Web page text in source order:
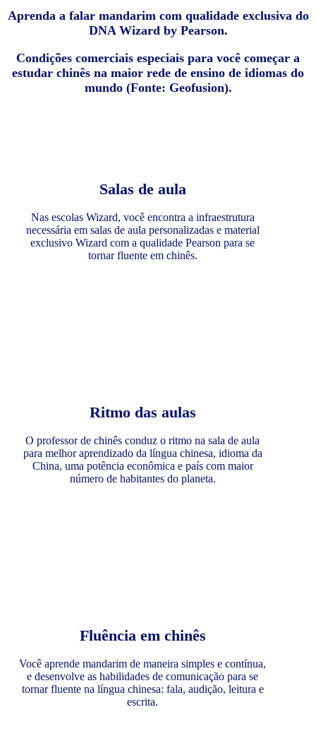
Aprenda a falar mandarim com qualidade exclusiva do
DNA Wizard by Pearson.
Condições comerciais especiais para você começar a
estudar chinês na maior rede de ensino de idiomas do
mundo (Fonte: Geofusion).
Salas de aula
Nas escolas Wizard, você encontra a infraestrutura
necessária em salas de aula personalizadas e material
exclusivo Wizard com a qualidade Pearson para se
tornar fluente em chinês.
Ritmo das aulas
O professor de chinês conduz o ritmo na sala de aula
para melhor aprendizado da língua chinesa, idioma da
China, uma potência econômica e país com maior
número de habitantes do planeta.
Fluência em chinês
Você aprende mandarim de maneira simples e contínua,
e desenvolve as habilidades de comunicação para se
tornar fluente na língua chinesa: fala, audição, leitura e
escrita.